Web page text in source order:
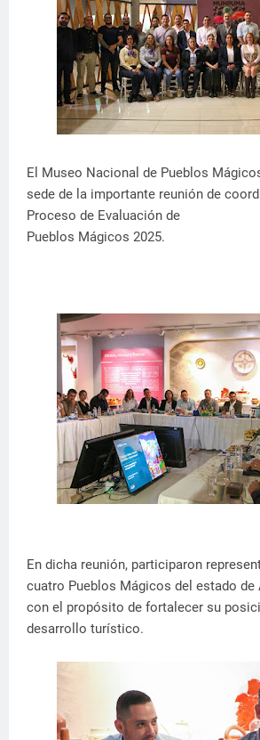
El Museo Nacional de Pueblos
sede de la importante reunión de
Proceso de Evaluación de
Pueblos Mágicos 2025.
En dicha reunión, participaron
cuatro Pueblos Mágicos del estado de
con el propósito de fortalecer su
desarrollo turístico.